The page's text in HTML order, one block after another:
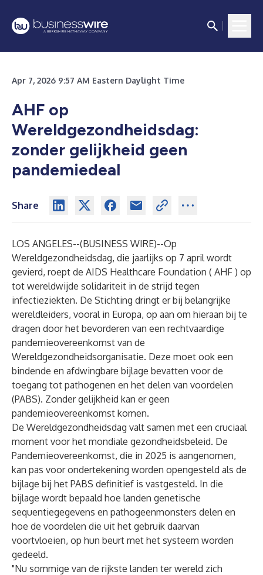
Apr 7, 2026 9:57 AM Eastern Daylight Time
AHF op
Wereldgezondheidsdag:
zonder gelijkheid geen
pandemiedeal
Share
LOS ANGELES--(BUSINESS WIRE)--Op
Wereldgezondheidsdag, die jaarlijks op 7 april wordt
gevierd, roept de AIDS Healthcare Foundation ( AHF ) op
tot wereldwijde solidariteit in de strijd tegen
infectieziekten. De Stichting dringt er bij belangrijke
wereldleiders, vooral in Europa, op aan om hieraan bij te
dragen door het bevorderen van een rechtvaardige
pandemieovereenkomst van de
Wereldgezondheidsorganisatie. Deze moet ook een
bindende en afdwingbare bijlage bevatten voor de
toegang tot pathogenen en het delen van voordelen
(PABS). Zonder gelijkheid kan er geen
pandemieovereenkomst komen.
De Wereldgezondheidsdag valt samen met een cruciaal
moment voor het mondiale gezondheidsbeleid. De
Pandemieovereenkomst, die in 2025 is aangenomen,
kan pas voor ondertekening worden opengesteld als de
bijlage bij het PABS definitief is vastgesteld. In die
bijlage wordt bepaald hoe landen genetische
sequentiegegevens en pathogeenmonsters delen en
hoe de voordelen die uit het gebruik daarvan
voortvloeien, op hun beurt met het systeem worden
gedeeld.
"Nu sommige van de rijkste landen ter wereld zich